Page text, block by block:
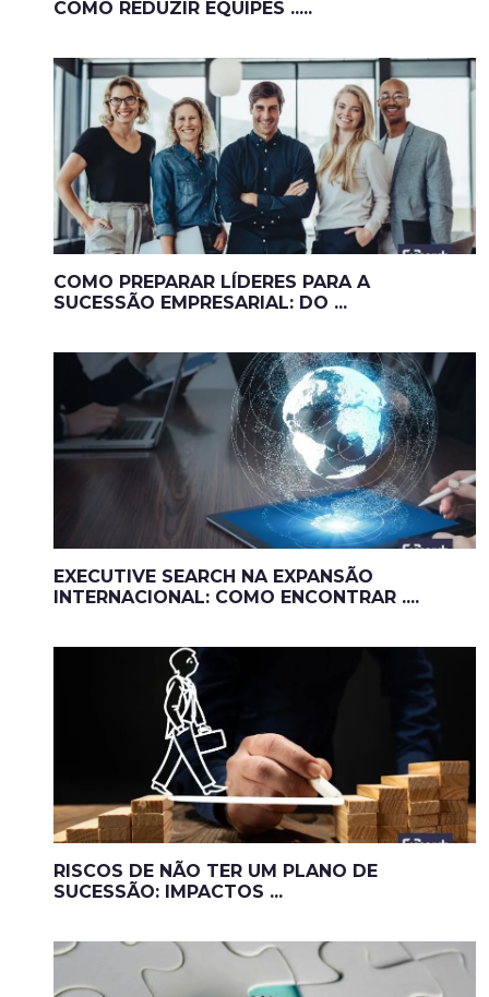
COMO REDUZIR EQUIPES .....
COMO PREPARAR LÍDERES PARA A
SUCESSÃO EMPRESARIAL: DO ...
EXECUTIVE SEARCH NA EXPANSÃO
INTERNACIONAL: COMO ENCONTRAR ....
RISCOS DE NÃO TER UM PLANO DE
SUCESSÃO: IMPACTOS ...